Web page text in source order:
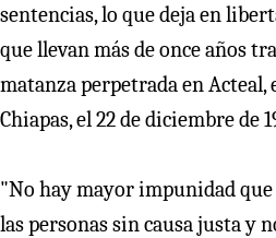
sentencias, lo que deja en
que llevan más de once años
matanza perpetrada en Acteal,
Chiapas, el 22 de diciembre de
"No hay mayor impunidad
las personas sin causa justa y